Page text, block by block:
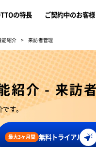
の特長 ご契約中のお客様
能紹介 来訪者管理
紹介 - 来訪
です。
最大3ヶ月間 無料トライアル